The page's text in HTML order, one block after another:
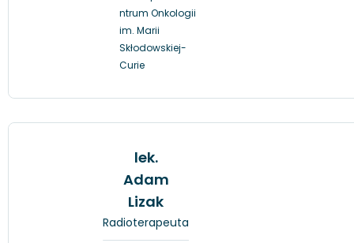
ntrum Onkologii
im. Marii
Skłodowskiej-
Curie
lek.
Adam
Lizak
Radioterapeuta